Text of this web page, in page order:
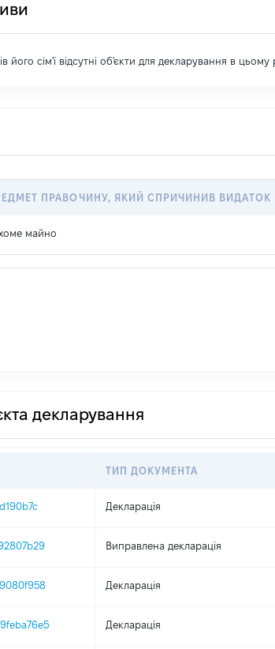
його сім'ї відсутні об'єкти для декларування в цьому
ПРАВОЧИНУ, ЯКИЙ СПРИЧИНИВ ВИДАТОК
майно
декларування
ТИП ДОКУМЕНТА
Декларація
Виправлена декларація
Декларація
Декларація